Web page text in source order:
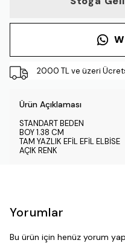
2000 TL ve üzeri
Ürün Açıklaması
STANDART BEDEN
BOY 1.38 CM
TAM YAZLIK EFİL EFİL ELBİSE
AÇIK RENK
Yorumlar
Bu ürün için henüz yorum